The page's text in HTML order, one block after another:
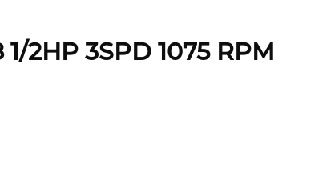
2HP 3SPD 1075 RPM